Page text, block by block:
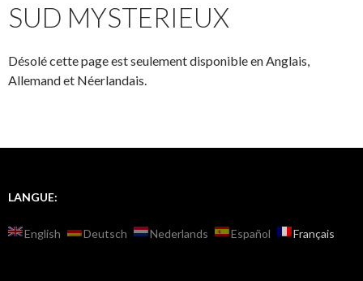
SUD MYSTERIEUX
Désolé cette page est seulement disponible en Anglais,
Allemand et Néerlandais.
LANGUE:
English Deutsch Nederlands Español Français